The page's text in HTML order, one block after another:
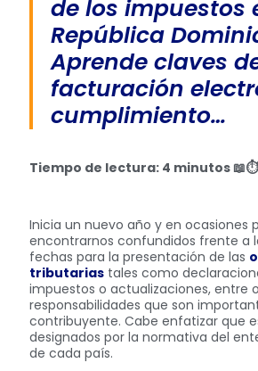
de los impuestos
República
Aprende claves
facturación
cumplimiento…
Tiempo de lectura: 4 minutos 📖⏱
Inicia un nuevo año y en ocasiones
encontrarnos confundidos frente a
fechas para la presentación de las
tributarias tales como
impuestos o actualizaciones, entre
responsabilidades que son
contribuyente. Cabe enfatizar que
designados por la normativa del
de cada país.